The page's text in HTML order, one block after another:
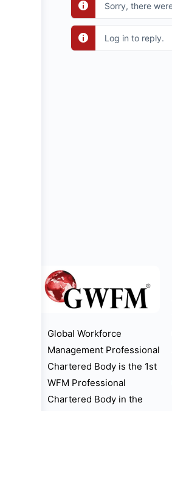
Sorry, there
Log in to reply.
Global Workforce
Management Professional
Chartered Body is the 1st
WFM Professional
Chartered Body in the